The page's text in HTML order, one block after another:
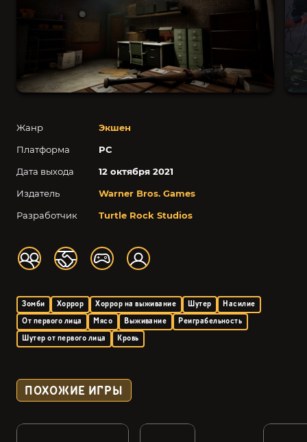
Жанр
Экшен
Платформа
PC
Дата выхода
12 октября 2021
Издатель
Warner Bros. Games
Разработчик
Turtle Rock Studios
Зомби Хоррор Хоррор на выживание Шутер
Насилие
От первого лица
Мясо Выживание
Реиграбельность
Шутер от первого лица
Кровь
ПОХОЖИЕ ИГРЫ